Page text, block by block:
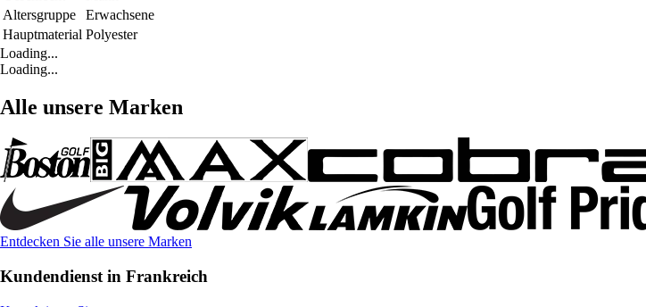
Altersgruppe
Erwachsene
Hauptmaterial Polyester
Loading...
Loading...
Alle unsere Marken
Entdecken Sie alle unsere Marken
Kundendienst in Frankreich